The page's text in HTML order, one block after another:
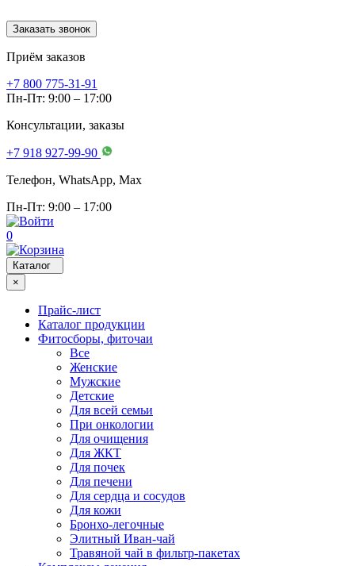
Заказать звонок
Приём заказов
+7 800 775-31-91
Пн-Пт: 9:00 – 17:00
Консультации, заказы
+7 918 927-99-90
Телефон, WhatsApp, Мах
Пн-Пт: 9:00 – 17:00
0
Каталог
×
Прайс-лист
Каталог продукции
Фитосборы, фиточаи
Все
Женские
Мужские
Детские
Для всей семьи
При онкологии
Для очищения
Для ЖКТ
Для почек
Для печени
Для сердца и сосудов
Для кожи
Бронхо-легочные
Элитный Иван-чай
Травяной чай в фильтр-пакетах